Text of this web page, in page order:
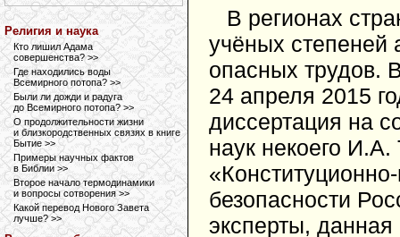
Религия и наука
Кто лишил Адама
совершенства? >>
Где находились воды
Всемирного потопа? >>
Были ли дожди и радуга
до Всемирного потопа? >>
О продолжительности жизни
и близкородственных связях в книге
Бытие >>
Примеры научных фактов
в Библии >>
Второе начало термодинамики
и вопросы сотворения >>
Какой перевод Нового Завета
лучше? >>
В регионах
учёных степеней
опасных трудов.
24 апреля 2015
диссертация на
наук некоего
безопасности
эксперты, данная